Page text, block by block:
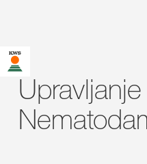
Upravljanje